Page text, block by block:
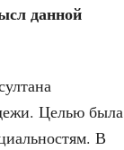
данной
Целью была
В